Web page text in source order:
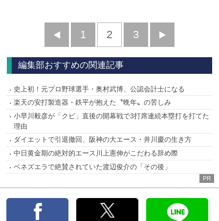
前
へ
1 2 3
へ
編集部おすすめの関連記事
史上初！元プロ野球選手・奥村武博、公認会計士になる
楽天の安打製造器・鉄平が抱えた〝晩年〟の苦しみ
小早川毅彦が「クビ」直後の開幕戦で3打席連続本塁打を打てた
理由
ダイエットで引退撤回、阪神の大エース・井川慶の生き方
中日黄金期の絶対的エース川上憲伸がこだわる辞め際
ベネズエラで絶賛されていた渡辺俊介の「その後」
PR